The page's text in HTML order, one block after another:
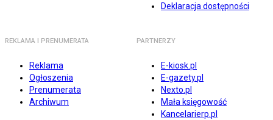
Deklaracja dostępności
REKLAMA I PRENUMERATA
Reklama
Ogłoszenia
Prenumerata
Archiwum
PARTNERZY
E-kiosk.pl
E-gazety.pl
Nexto.pl
Mała księgowość
Kancelarierp.pl